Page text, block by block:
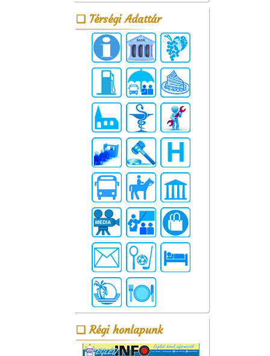
Térségi Adattár
Régi honlapunk